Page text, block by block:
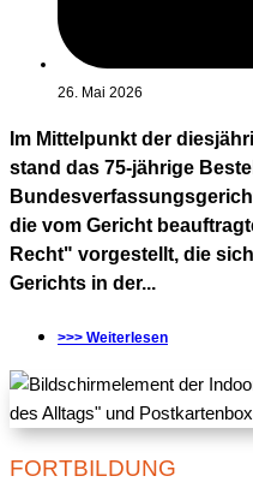
26. Mai 2026
Im Mittelpunkt der
stand das 75-jährige
die vom Gericht
Recht" vorgestellt, die
Gerichts in der...
>>> Weiterlesen
FORTBILDUNG